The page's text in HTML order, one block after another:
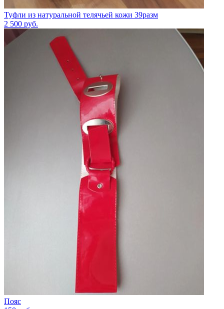
Туфли из натуральной телячьей кожи 39разм
2 500 руб.
Пояс